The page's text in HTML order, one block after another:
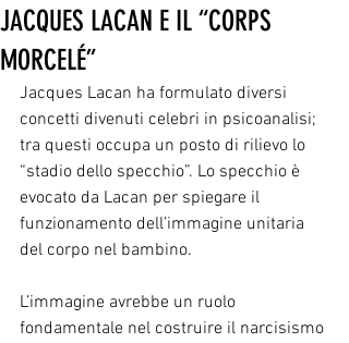
JACQUES LACAN E IL “CORPS
MORCELÉ”
Jacques Lacan ha formulato diversi
concetti divenuti celebri in psicoanalisi;
tra questi occupa un posto di rilievo lo
“stadio dello specchio”. Lo specchio è
evocato da Lacan per spiegare il
funzionamento dell’immagine unitaria
del corpo nel bambino.
L’immagine avrebbe un ruolo
fondamentale nel costruire il narcisismo